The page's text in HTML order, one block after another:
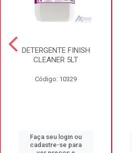
DETERGENTE FINISH
CLEANER 5LT
Código: 10329
Faça seu login ou
cadastre-se para